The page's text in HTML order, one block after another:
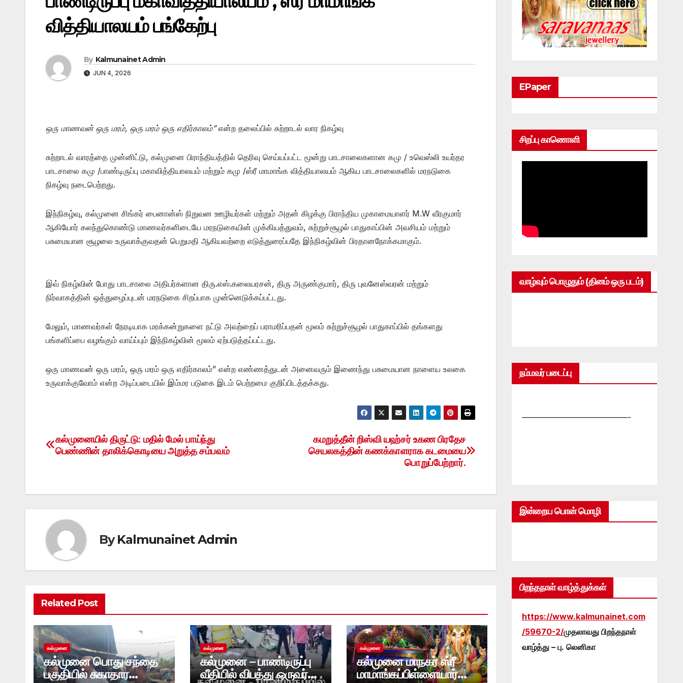
வித்தியாலயம் பங்கேற்பு
By Kalmunainet Admin
JUN 4, 2026
ஒரு மாணவன் ஒரு மரம், ஒரு மரம் ஒரு எதிர்காலம்”என்ற தலைப்பில் சுற்றாடல் வார நிகழ்வு
சுற்றாடல் வாரத்தை முன்னிட்டு, கல்முனை பிராந்தியத்தில் தெரிவு செய்யப்பட்ட மூன்று பாடசாலைகளான கமு / உவெஸ்லி உயர்தர
பாடசாலை கமு /பாண்டிருப்பு மகாவித்தியாலயம் மற்றும் கமு /ஸ்ரீ மாமாங்க வித்தியாலயம் ஆகிய பாடசாலைகளில் மரநடுகை
நிகழ்வு நடைபெற்றது.
இந்நிகழ்வு, கல்முனை சிங்கர் பைனான்ஸ் நிறுவன ஊழியர்கள் மற்றும் அதன் கிழக்கு பிராந்திய முகாமையாளர் M.W வீரகுமார்
ஆகியோர் கலந்துகொண்டு மாணவர்களிடையே மரநடுகையின் முக்கியத்துவம், சுற்றுச்சூழல் பாதுகாப்பின் அவசியம் மற்றும்
பசுமையான சூழலை உருவாக்குவதன் பெறுமதி ஆகியவற்றை எடுத்துரைப்பதே இந்நிகழ்வின் பிரதானநோக்கமாகும்.
இவ் நிகழ்வின் போது பாடசாலை அதிபர்களான திரு.எஸ்.கலையரசன், திரு அருண்குமார், திரு புவனேஸ்வரன் மற்றும்
நிர்வாகத்தின் ஒத்துழைப்புடன் மரநடுகை சிறப்பாக முன்னெடுக்கப்பட்டது.
மேலும், மாணவர்கள் நேரடியாக மரக்கன்றுகளை நட்டு அவற்றைப் பராமரிப்பதன் மூலம் சுற்றுச்சூழல் பாதுகாப்பில் தங்களது
பங்களிப்பை வழங்கும் வாய்ப்பும் இந்நிகழ்வின் மூலம் ஏற்படுத்தப்பட்டது.
ஒரு மாணவன் ஒரு மரம், ஒரு மரம் ஒரு எதிர்காலம்” என்ற எண்ணத்துடன் அனைவரும் இணைந்து பசுமையான நாளைய உலகை
உருவாக்குவோம் என்ற அடிப்படையில் இம்மர படுகை இடம் பெற்றமை குறிப்பிடத்தக்கது.
Post
கமறுத்தீன் றிஸ்வி யஹ்சர் உகண பிரதேச
செயலகத்தின் கணக்காளராக கடமையை
பொறுப்பேற்றார்.
கல்முனையில் திருட்டு: மதில் மேல் பாய்ந்து
பெண்ணின் தாலிக்கொடியை அறுத்த சம்பவம்
ByKalmunainet Admin
Related Post
கல்முனை
கல்முனை பொது சந்தை
பகுதியில் சுகாதார
கல்முனை
கல்முனை – பாண்டிருப்பு
வீதியில் விபத்து ஒருவர்
கல்முனை
கல்முனை மாநகர் ஸ்ரீ
மாமாங்கப்பிள்ளையார்
EPaper
சிறப்பு காணொளி
வாழ்வும் பொழுதும் (தினம் ஒரு படம்)
நம்மவர் படைப்பு
—————————————-
இன்றைய பொன் மொழி
பிறந்தநாள் வாழ்த்துக்கள்
https://www.kalmunainet.com
/59670-2/முதலாவது பிறந்தநாள்
வாழ்த்து – பு. லெனிகா